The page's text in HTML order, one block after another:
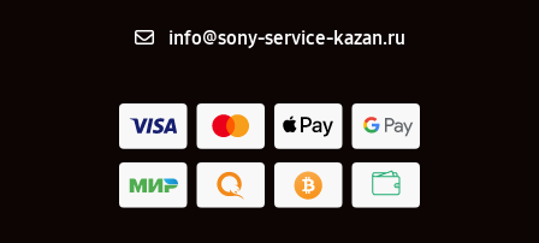
info@sony-service-kazan.ru